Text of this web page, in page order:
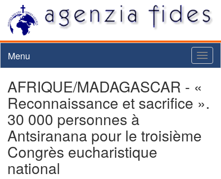
Menu
AFRIQUE/MADAGASCAR - «
Reconnaissance et sacrifice ».
30 000 personnes à
Antsiranana pour le troisième
Congrès eucharistique
national